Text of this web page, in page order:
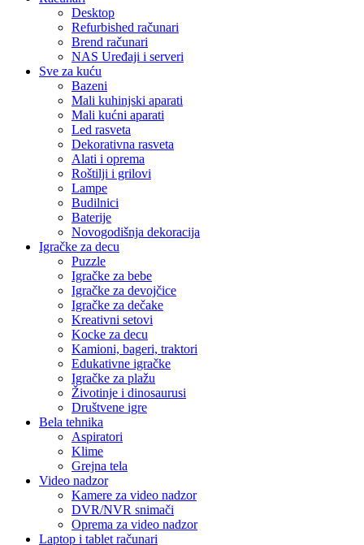
Desktop
Refurbished računari
Brend računari
NAS Uređaji i serveri
Sve za kuću
Bazeni
Mali kuhinjski aparati
Mali kućni aparati
Led rasveta
Dekorativna rasveta
Alati i oprema
Roštilji i grilovi
Lampe
Budilnici
Baterije
Novogodišnja dekoracija
Igračke za decu
Puzzle
Igračke za bebe
Igračke za devojčice
Igračke za dečake
Kreativni setovi
Kocke za decu
Kamioni, bageri, traktori
Edukativne igračke
Igračke za plažu
Životinje i dinosaurusi
Društvene igre
Bela tehnika
Aspiratori
Klime
Grejna tela
Video nadzor
Kamere za video nadzor
DVR/NVR snimači
Oprema za video nadzor
Laptop i tablet računari